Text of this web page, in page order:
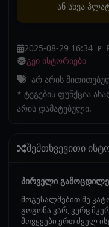
ან სხვა
2025-08-29 16:34 P
გეი ისტორიები
არ არის
* ტეგების ფუნქცია
არის დამატებული.
შემთხვევითი
პირველი
მოგესალმებით მე
გოგონა ვარ, ვერც
მოვყვები ერთ ძველ